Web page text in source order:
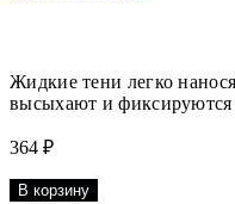
Жидкие тени легко
высыхают и фиксируются
364 ₽
В корзину